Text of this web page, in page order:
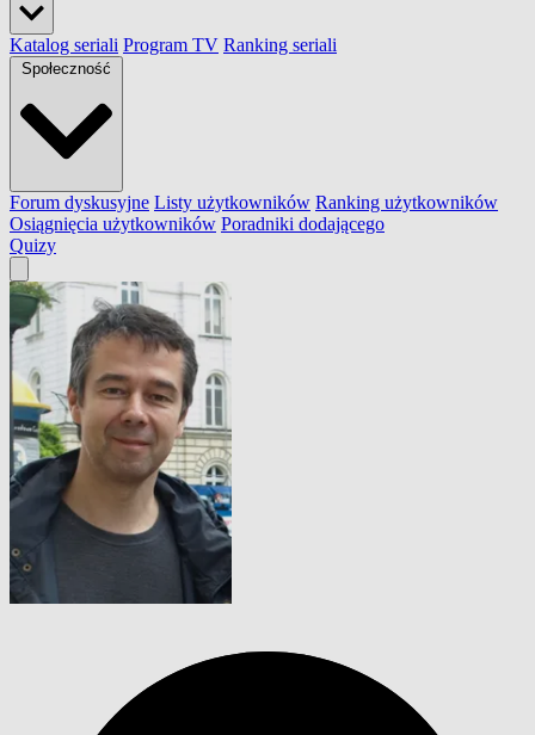
Katalog seriali Program TV Ranking seriali
Społeczność
Forum dyskusyjne Listy użytkowników Ranking użytkowników
Osiągnięcia użytkowników Poradniki dodającego
Quizy